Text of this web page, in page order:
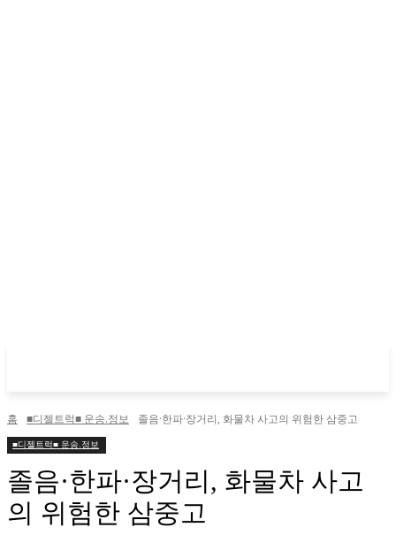
홈 ■디젤트럭■ 운송.정보 졸음·한파·장거리, 화물차 사고의 위험한 삼중고
■디젤트럭■ 운송.정보
졸음·한파·장거리, 화물차 사고
의 위험한 삼중고